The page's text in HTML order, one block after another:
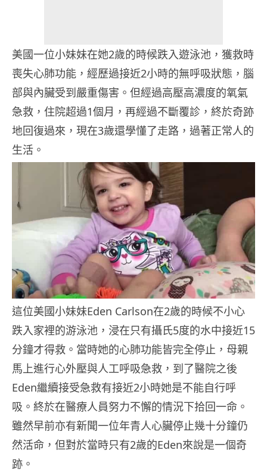
美國一位小妹妹在她2歲的時候跌入遊泳池，獲救時
喪失心肺功能，經歷過接近2小時的無呼吸狀態，腦
部與內臟受到嚴重傷害。但經過高壓高濃度的氧氣
急救，住院超過1個月，再經過不斷覆診，終於奇跡
地回復過來，現在3歲還學懂了走路，過著正常人的
生活。
這位美國小妹妹Eden Carlson在2歲的時候不小心
跌入家裡的游泳池，浸在只有攝氏5度的水中接近15
分鐘才得救。當時她的心肺功能皆完全停止，母親
馬上進行心外壓與人工呼吸急救，到了醫院之後
Eden繼續接受急救有接近2小時她是不能自行呼
吸。終於在醫療人員努力不懈的情況下拾回一命。
雖然早前亦有新聞一位年青人心臟停止幾十分鐘仍
然活命，但對於當時只有2歲的Eden來說是一個奇
跡。